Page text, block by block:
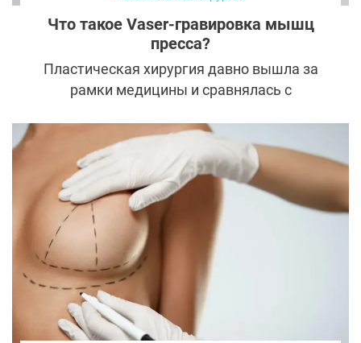
Что такое Vaser-гравировка мышц
пресса?
Пластическая хирургия давно вышла за
рамки медицины и сравнялась с
Пластические хирурги сродни художникам
творят настоящие произведения,
используя при этом достижения
технического прогресса. О гравировке
мышц пресса — методике, соединяющей
медицину и художественный подход,
рассказывает Амжад Аль-Юсеф.